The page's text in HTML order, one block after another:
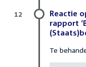
Reactie
rapport
Te
12